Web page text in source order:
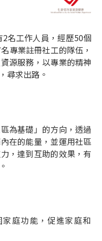
名工作人員，經歷50個
專業註冊社工的隊伍，
源服務，以專業的精神
尋求出路。
為基礎」的方向，透過
在的能量，並運用社區
，達到互助的效果，有
庭功能，促進家庭和